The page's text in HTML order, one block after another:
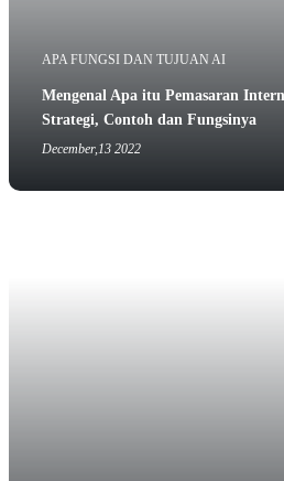
APA FUNGSI DAN TUJUAN AI
Mengenal Apa itu Pemasaran
Strategi, Contoh dan Fungsinya
December,13 2022